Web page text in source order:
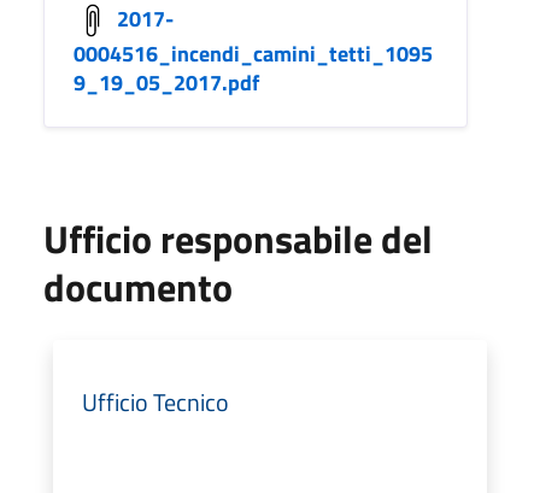
2017-
0004516_incendi_camini_tetti_1095
9_19_05_2017.pdf
Ufficio responsabile del
documento
Ufficio Tecnico